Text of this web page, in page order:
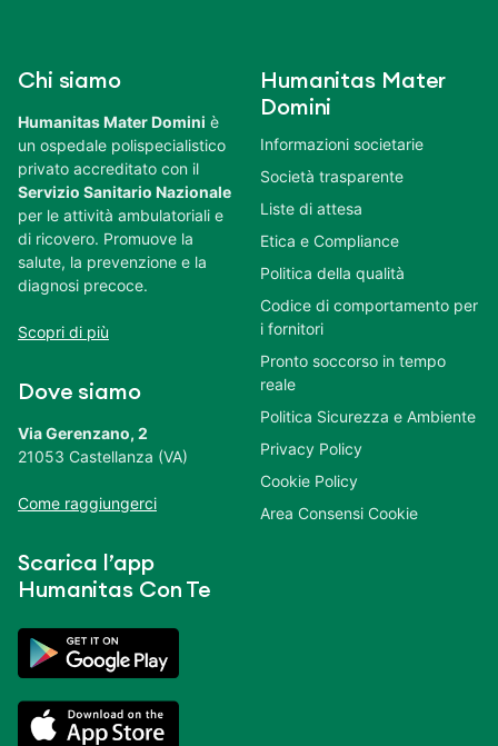
Chi siamo
Humanitas Mater Domini è
un ospedale polispecialistico
privato accreditato con il
Servizio Sanitario Nazionale
per le attività ambulatoriali e
di ricovero. Promuove la
salute, la prevenzione e la
diagnosi precoce.
Scopri di più
Dove siamo
Via Gerenzano, 2
21053 Castellanza (VA)
Come raggiungerci
Scarica l’app
Humanitas Con Te
Humanitas Mater
Domini
Informazioni societarie
Società trasparente
Liste di attesa
Etica e Compliance
Politica della qualità
Codice di comportamento per
i fornitori
Pronto soccorso in tempo
reale
Politica Sicurezza e Ambiente
Privacy Policy
Cookie Policy
Area Consensi Cookie